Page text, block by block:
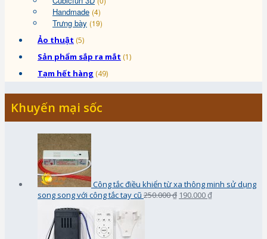
Handmade (4)
Trưng bày (19)
Ảo thuật (5)
Sản phẩm sắp ra mắt (1)
Tạm hết hàng (49)
Khuyến mại sốc
Công tắc điều khiển từ xa thông minh sử dụng
song song với công tắc tay cũ 250.000 ₫ 190.000 ₫